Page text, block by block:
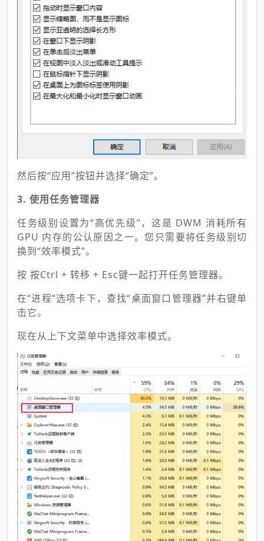
然后按“应用”按钮并选择“确定”。
3. 使用任务管理器
任务级别设置为“高优先级”，这是 DWM 消耗所有
GPU 内存的公认原因之一。您只需要将任务级别切
换到“效率模式”。
按 按Ctrl + 转移 + Esc键一起打开任务管理器。
在“进程”选项卡下，查找“桌面窗口管理器”并右键单
击它。
现在从上下文菜单中选择效率模式。